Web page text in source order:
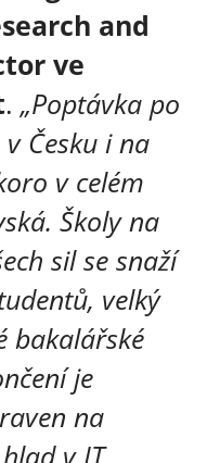
and
ve
. „Poptávka po
Česku i na
v celém
Školy na
sil se snaží
velký
bakalářské
je
na
v IT